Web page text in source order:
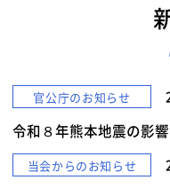
官公庁のお知らせ
令和８年熊本地震の影
当会からのお知らせ